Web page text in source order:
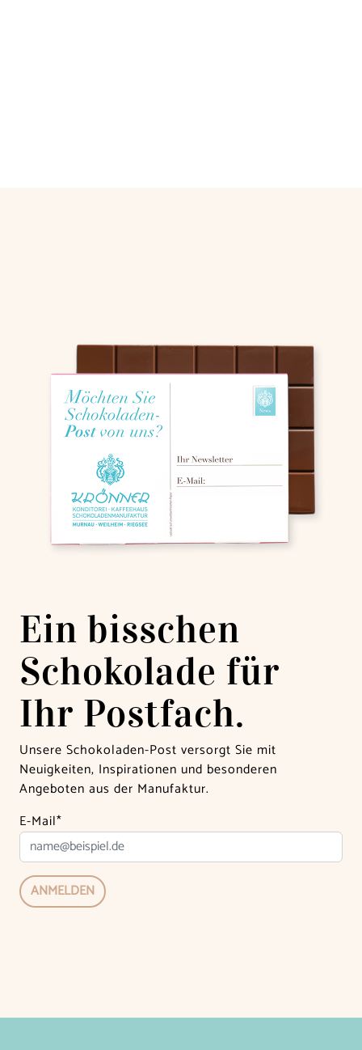
Ein bisschen
Schokolade für
Ihr Postfach.
Unsere Schokoladen-Post versorgt Sie mit
Neuigkeiten, Inspirationen und besonderen
Angeboten aus der Manufaktur.
E-Mail*
ANMELDEN